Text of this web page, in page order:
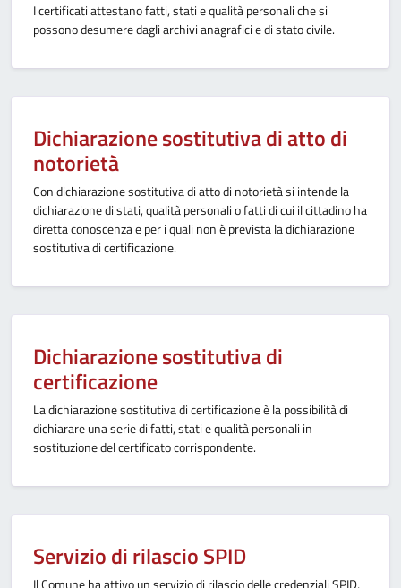
I certificati attestano fatti, stati e qualità personali che si
possono desumere dagli archivi anagrafici e di stato civile.
Dichiarazione sostitutiva di atto di
notorietà
Con dichiarazione sostitutiva di atto di notorietà si intende la
dichiarazione di stati, qualità personali o fatti di cui il cittadino ha
diretta conoscenza e per i quali non è prevista la dichiarazione
sostitutiva di certificazione.
Dichiarazione sostitutiva di
certificazione
La dichiarazione sostitutiva di certificazione è la possibilità di
dichiarare una serie di fatti, stati e qualità personali in
sostituzione del certificato corrispondente.
Servizio di rilascio SPID